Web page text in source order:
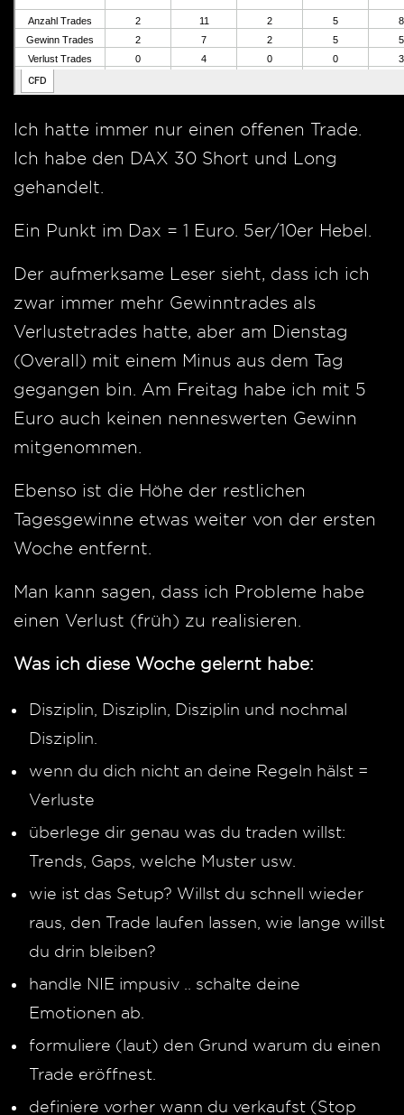
Ich hatte immer nur einen offenen Trade.
Ich habe den DAX 30 Short und Long
gehandelt.
Ein Punkt im Dax = 1 Euro. 5er/10er Hebel.
Der aufmerksame Leser sieht, dass ich ich
zwar immer mehr Gewinntrades als
Verlustetrades hatte, aber am Dienstag
(Overall) mit einem Minus aus dem Tag
gegangen bin. Am Freitag habe ich mit 5
Euro auch keinen nenneswerten Gewinn
mitgenommen.
Ebenso ist die Höhe der restlichen
Tagesgewinne etwas weiter von der ersten
Woche entfernt.
Man kann sagen, dass ich Probleme habe
einen Verlust (früh) zu realisieren.
Was ich diese Woche gelernt habe:
Disziplin, Disziplin, Disziplin und nochmal
Disziplin.
wenn du dich nicht an deine Regeln hälst =
Verluste
überlege dir genau was du traden willst:
Trends, Gaps, welche Muster usw.
wie ist das Setup? Willst du schnell wieder
raus, den Trade laufen lassen, wie lange willst
du drin bleiben?
handle NIE impusiv .. schalte deine
Emotionen ab.
formuliere (laut) den Grund warum du einen
Trade eröffnest.
definiere vorher wann du verkaufst (Stop